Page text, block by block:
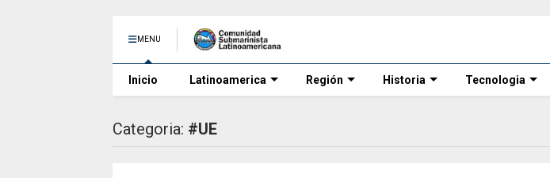
MENU
Inicio Latinoamerica Región Historia Tecnologia
Categoria: #UE